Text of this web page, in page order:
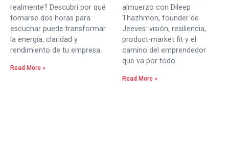
realmente? Descubrí por qué
tomarse dos horas para
escuchar puede transformar
la energía, claridad y
rendimiento de tu empresa.
Read More »
almuerzo con Dileep
Thazhmon, founder de
Jeeves: visión, resiliencia,
product-market fit y el
camino del emprendedor
que va por todo.
Read More »